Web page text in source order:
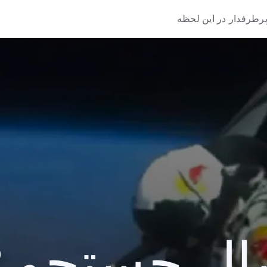
پرطرفدار در این لحظه